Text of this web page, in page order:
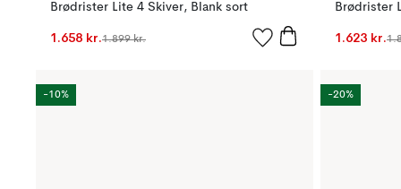
Brødrister Lite 4 Skiver, Blank sort
1.658 kr.1.899 kr.
Brødrister
1.623 kr.
-10% -20%